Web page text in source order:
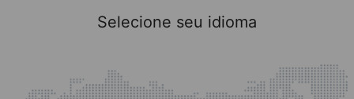
Selecione seu idioma